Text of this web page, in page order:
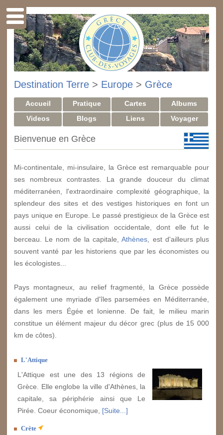
Destination Terre > Europe > Grèce
Accueil Pratique Cartes
Albums
Videos
Blogs Liens Voyager
Bienvenue en Grèce
Mi-continentale, mi-insulaire, la Grèce est remarquable pour
ses nombreux contrastes. La grande douceur du climat
méditerranéen, l'extraordinaire complexité géographique, la
splendeur des sites et des vestiges historiques en font un
pays unique en Europe. Le passé prestigieux de la Grèce est
aussi celui de la civilisation occidentale, dont elle fut le
berceau. Le nom de la capitale,Athènes , est d'ailleurs plus
souvent vanté par les historiens que par les économistes ou
les écologistes...
Pays montagneux, au relief fragmenté, la Grèce possède
également une myriade d'îles parsemées en Méditerranée,
dans les mers Égée et Ionienne. De fait, le milieu marin
constitue un élément majeur du décor grec (plus de 15 000
km de côtes).
L'Attique
L'Attique est une des 13 régions de
Grèce. Elle englobe la ville d'Athènes, la
capitale, sa périphérie ainsi que Le
Pirée. Coeur économique, [Suite...]
Crète